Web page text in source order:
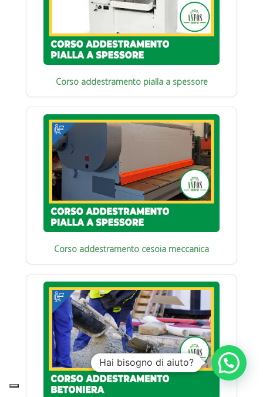
Corso addestramento pialla a spessore
Corso addestramento cesoia meccanica
Hai bisogno di aiuto?